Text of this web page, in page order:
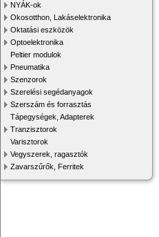
NYÁK-ok
Okosotthon, Lakáselektronika
Oktatási eszközök
Optoelektronika
Peltier modulok
Pneumatika
Szenzorok
Szerelési segédanyagok
Szerszám és forrasztás
Tápegységek, Adapterek
Tranzisztorok
Varisztorok
Vegyszerek, ragasztók
Zavarszűrők, Ferritek